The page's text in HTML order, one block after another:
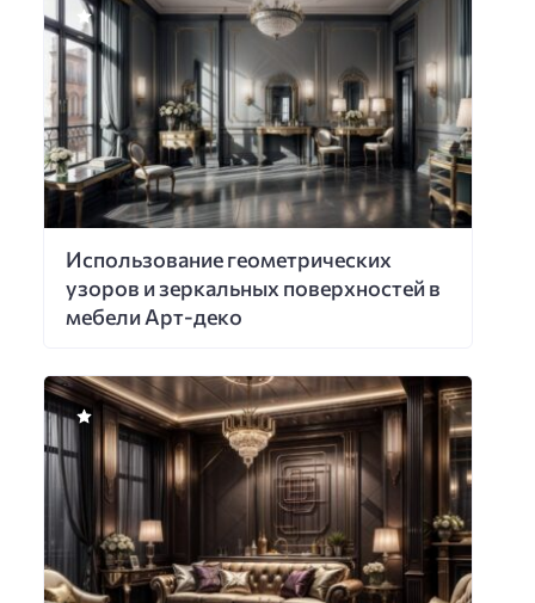
Использование геометрических
узоров и зеркальных поверхностей в
мебели Арт-деко